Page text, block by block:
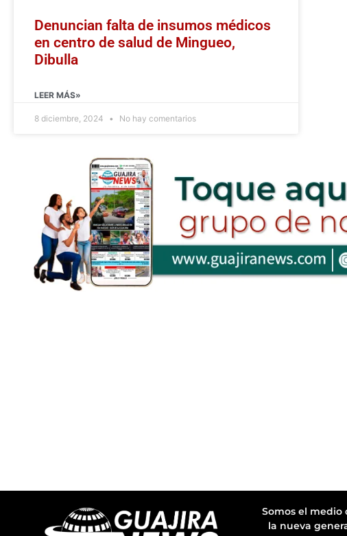
Denuncian falta de insumos médicos
en centro de salud de Mingueo,
Dibulla
LEER MÁS»
8 diciembre, 2024 No hay comentarios
Somos el
la nueva